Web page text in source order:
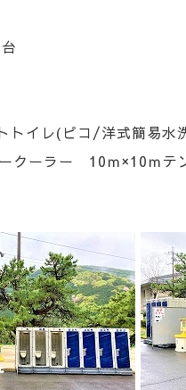
トイレ(ピコ/洋式簡易
ラー 10ｍ×10ｍテン